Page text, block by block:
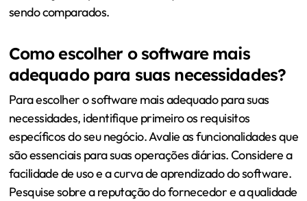
sendo comparados.
Como escolher o software mais
adequado para suas necessidades?
Para escolher o software mais adequado para suas
necessidades, identifique primeiro os requisitos
específicos do seu negócio. Avalie as funcionalidades que
são essenciais para suas operações diárias. Considere a
facilidade de uso e a curva de aprendizado do software.
Pesquise sobre a reputação do fornecedor e a qualidade